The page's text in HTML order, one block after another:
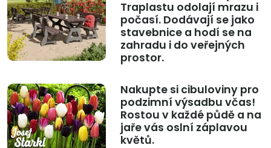
Traplastu odolají mrazu i
počasí. Dodávají se jako
stavebnice a hodí se na
zahradu i do veřejných
prostor.
Nakupte si cibuloviny pro
podzimní výsadbu včas!
Rostou v každé půdě a na
jaře vás oslní záplavou
květů.